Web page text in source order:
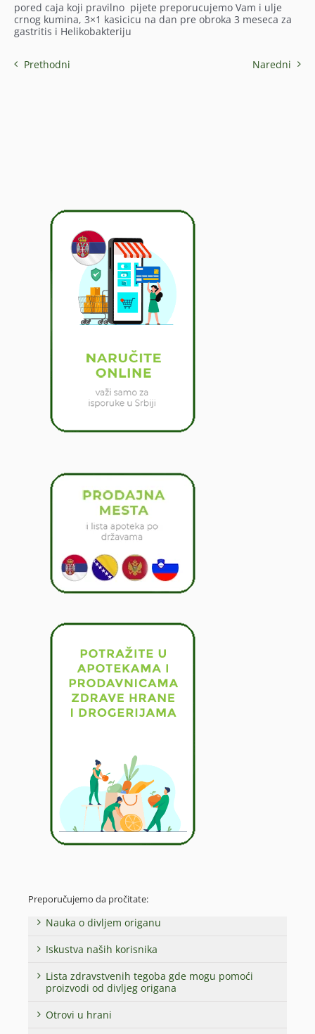
pored caja koji pravilno pijete preporucujemo Vam i ulje
crnog kumina, 3×1 kasicicu na dan pre obroka 3 meseca za
gastritis i Helikobakteriju
Prethodni Naredni
Preporučujemo da pročitate:
Nauka o divljem origanu
Iskustva naših korisnika
Lista zdravstvenih tegoba gde mogu pomoći
proizvodi od divljeg origana
Otrovi u hrani